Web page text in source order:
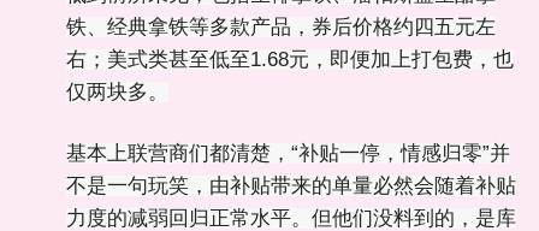
铁、经典拿铁等多款产品，券后价格约四五元左
右；美式类甚至低至1.68元，即便加上打包费，也
仅两块多。
基本上联营商们都清楚，“补贴一停，情感归零”并
不是一句玩笑，由补贴带来的单量必然会随着补贴
力度的减弱回归正常水平。但他们没料到的，是库